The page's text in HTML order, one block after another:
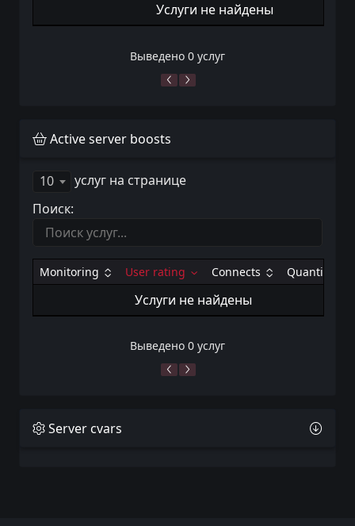
Услуги не найдены
Выведено 0 услуг
Active server boosts
10
услуг на странице
Поиск:
Monitoring User rating Connects Quantity
Услуги не найдены
Выведено 0 услуг
Server cvars